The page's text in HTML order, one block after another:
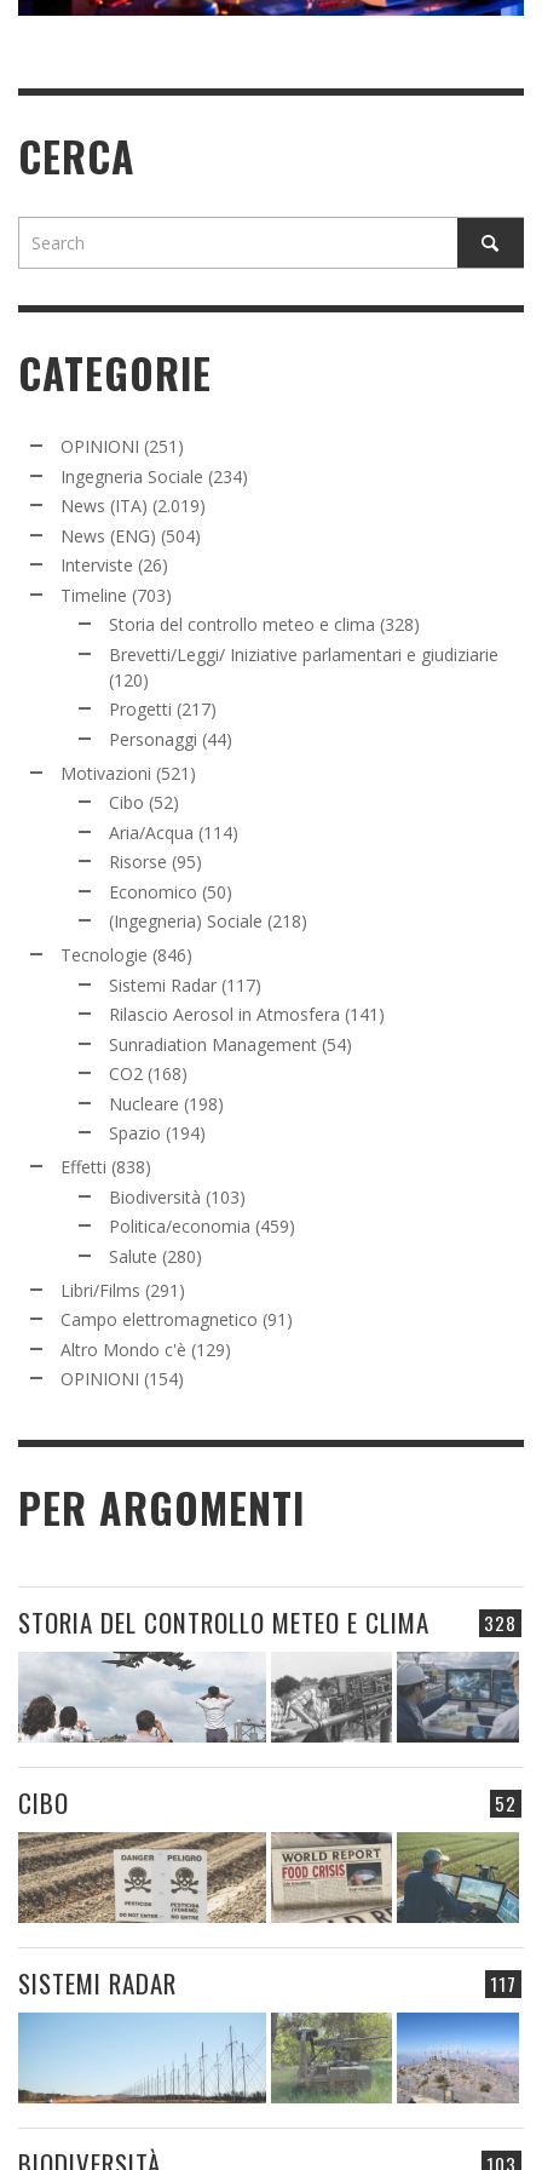
CERCA
CATEGORIE
OPINIONI (251)
Ingegneria Sociale (234)
News (ITA) (2.019)
News (ENG) (504)
Interviste (26)
Timeline (703)
Storia del controllo meteo e clima (328)
Brevetti/Leggi/ Iniziative parlamentari e giudiziarie
(120)
Progetti (217)
Personaggi (44)
Motivazioni (521)
Cibo (52)
Aria/Acqua (114)
Risorse (95)
Economico (50)
(Ingegneria) Sociale (218)
Tecnologie (846)
Sistemi Radar (117)
Rilascio Aerosol in Atmosfera (141)
Sunradiation Management (54)
CO2 (168)
Nucleare (198)
Spazio (194)
Effetti (838)
Biodiversità (103)
Politica/economia (459)
Salute (280)
Libri/Films (291)
Campo elettromagnetico (91)
Altro Mondo c'è (129)
OPINIONI (154)
PER ARGOMENTI
328
STORIA DEL CONTROLLO METEO E CLIMA
52
CIBO
117
SISTEMI RADAR
103